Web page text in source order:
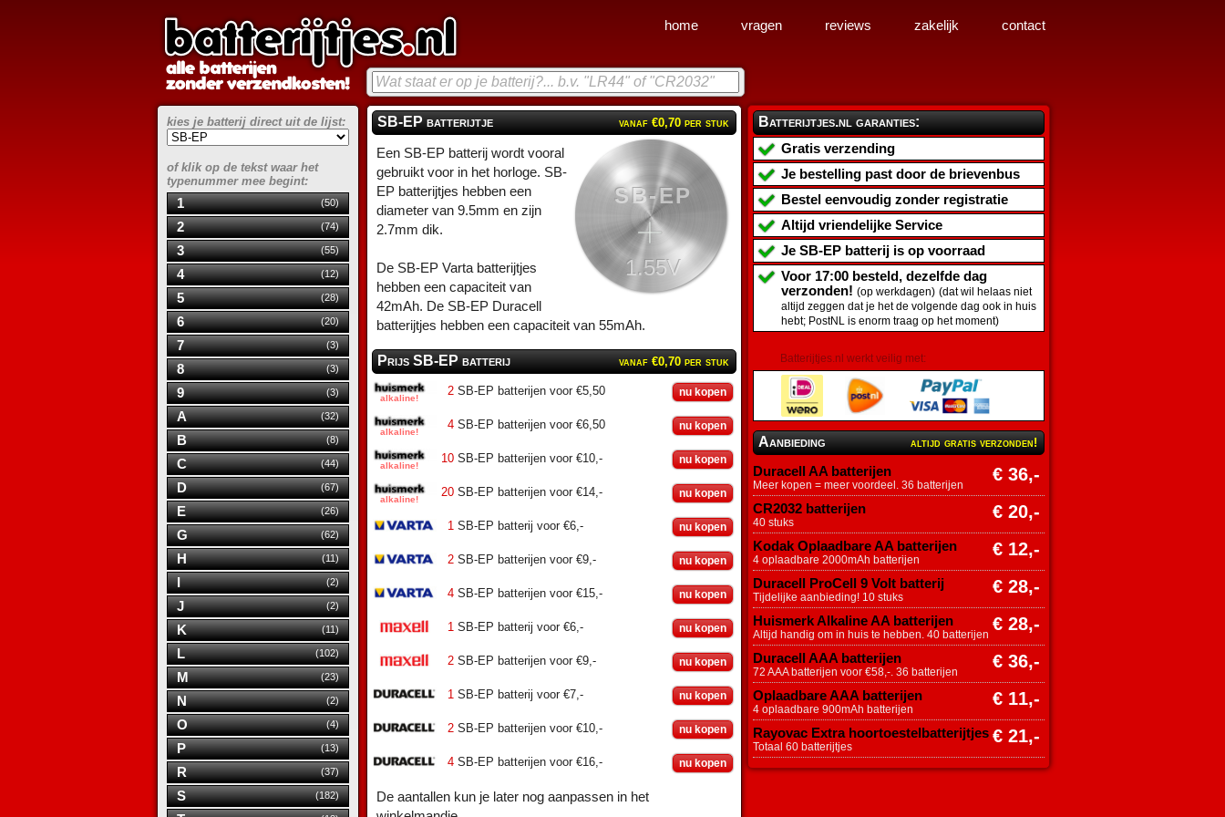
SB-EP batterijtje vanaf €0,70 per stuk
SB-EP
1.55V
Een SB-EP batterij wordt vooral
gebruikt voor in het horloge. SB-
EP batterijtjes hebben een
diameter van 9.5mm en zijn
2.7mm dik.
De SB-EP Varta batterijtjes
hebben een capaciteit van
42mAh. De SB-EP Duracell
batterijtjes hebben een capaciteit van 55mAh.
Prijs SB-EP batterij vanaf €0,70 per stuk
2 SB-EP batterijen voor €5,50 nu kopen
4 SB-EP batterijen voor €6,50 nu kopen
10 SB-EP batterijen voor €10,- nu kopen
20 SB-EP batterijen voor €14,- nu kopen
1 SB-EP batterij voor €6,- nu kopen
2 SB-EP batterijen voor €9,- nu kopen
4 SB-EP batterijen voor €15,- nu kopen
1 SB-EP batterij voor €6,- nu kopen
2 SB-EP batterijen voor €9,- nu kopen
1 SB-EP batterij voor €7,- nu kopen
2 SB-EP batterijen voor €10,- nu kopen
4 SB-EP batterijen voor €16,- nu kopen
De aantallen kun je later nog aanpassen in het
kies je batterij direct uit de lijst:
of klik op de tekst waar het
typenummer mee begint:
1 (50)
2 (74)
3 (55)
4 (12)
5 (28)
6 (20)
7 (3)
8 (3)
9 (3)
A (32)
B (8)
C (44)
D (67)
E (26)
G (62)
H (11)
I (2)
J (2)
K (11)
L (102)
M (23)
N (2)
O (4)
P (13)
R (37)
S (182)
Batterijtjes.nl garanties:
Gratis verzending
Je bestelling past door de brievenbus
Bestel eenvoudig zonder registratie
Altijd vriendelijke Service
Je SB-EP batterij is op voorraad
Voor 17:00 besteld, dezelfde dag
verzonden! (op werkdagen) (dat wil helaas niet
altijd zeggen dat je het de volgende dag ook in huis
hebt; PostNL is enorm traag op het moment)
Batterijtjes.nl werkt veilig met:
Aanbieding altijd gratis verzonden!
Duracell AA batterijen € 36,-
Meer kopen = meer voordeel. 36 batterijen
CR2032 batterijen € 20,-
40 stuks
Kodak Oplaadbare AA batterijen € 12,-
4 oplaadbare 2000mAh batterijen
Duracell ProCell 9 Volt batterij € 28,-
Tijdelijke aanbieding! 10 stuks
Huismerk Alkaline AA batterijen € 28,-
Altijd handig om in huis te hebben. 40 batterijen
Duracell AAA batterijen € 36,-
72 AAA batterijen voor €58,-. 36 batterijen
Oplaadbare AAA batterijen € 11,-
4 oplaadbare 900mAh batterijen
Rayovac Extra hoortoestelbatterijtjes € 21,-
Totaal 60 batterijtjes
home vragen reviews zakelijk contact